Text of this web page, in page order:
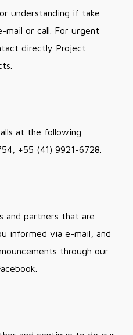
understanding if take
mail or call. For urgent
directly Project
at the following
+55 (41) 9921-6728.
and partners that are
informed via e-mail, and
through our